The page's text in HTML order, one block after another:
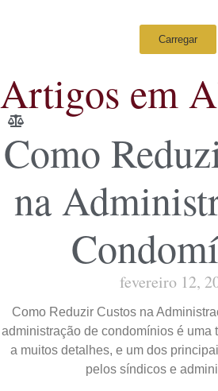
Carregar
Artigos em
Como
na
fevereiro 12,
Como Reduzir Custos na
administração de condomínios é uma
a muitos detalhes, e um dos
pelos síndicos e